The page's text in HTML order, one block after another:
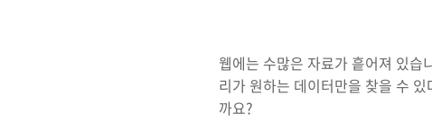
웹에는 수많은 자료가 흩어져 있습
리가 원하는 데이터만을 찾을 수
까요?